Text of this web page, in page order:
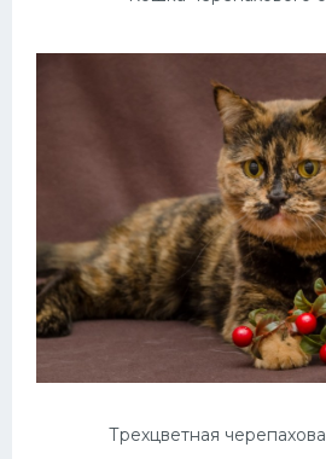
Трехцветная